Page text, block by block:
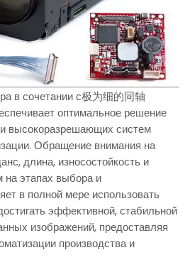
в сочетании с极为细的同轴
оптимальное решение
высокоразрешающих систем
Обращение внимания на
длина, износостойкость и
на этапах выбора и
в полной мере использовать
эффективной, стабильной
изображений, предоставляя
производства и